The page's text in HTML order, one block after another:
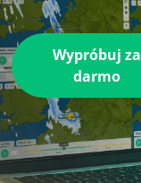
Wypróbuj za
darmo